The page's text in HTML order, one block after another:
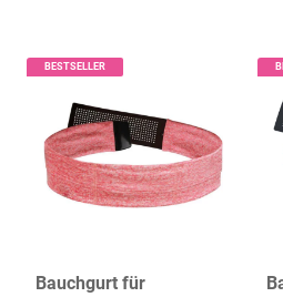
BESTSELLER
Bauchgurt für